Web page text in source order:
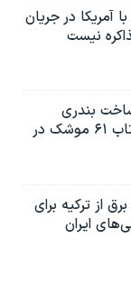
آمریکا در جریان
نیست
بندری
اودسا؛ زلنسکی از پرتاب ۶۱ موشک در
برق از ترکیه برای
ایران